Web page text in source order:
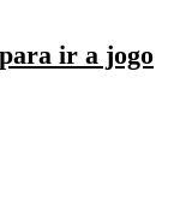
ir a jogo